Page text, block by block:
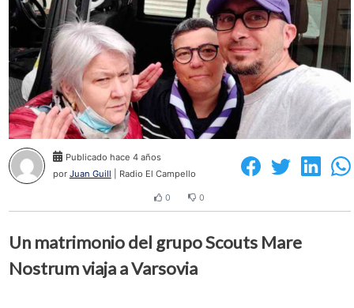
Publicado hace 4 años
por Juan Guill | Radio El Campello
0 0
Un matrimonio del grupo Scouts Mare
Nostrum viaja a Varsovia